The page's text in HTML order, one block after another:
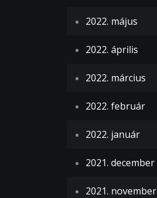
2022. május
2022. április
2022. március
2022. február
2022. január
2021. december
2021. november